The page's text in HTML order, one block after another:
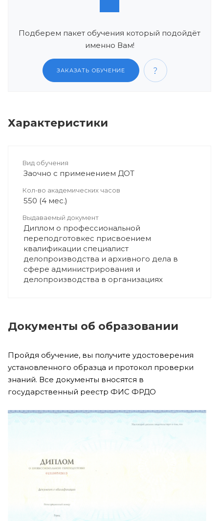
Подберем пакет обучения который подойдёт
именно Вам!
ЗАКАЗАТЬ ОБУЧЕНИЕ
Характеристики
Вид обучения
Заочно с применением ДОТ
Кол-во академических часов
550 (4 мес.)
Выдаваемый документ
Диплом о профессиональной
переподготовкес присвоением
квалификации специалист
делопроизводства и архивного дела в
сфере администрирования и
делопроизводства в организациях
Документы об образовании
Пройдя обучение, вы получите удостоверения
установленного образца и протокол проверки
знаний. Все документы вносятся в
государственный реестр ФИС ФРДО